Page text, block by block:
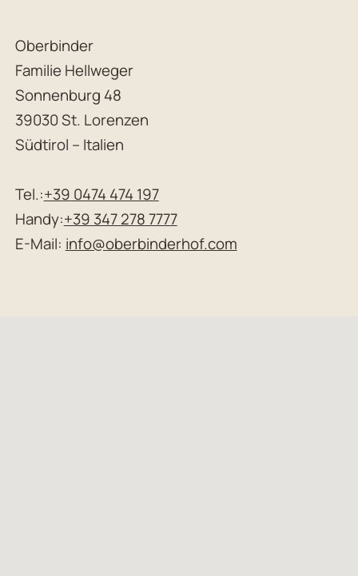
Oberbinder
Familie Hellweger
Sonnenburg 48
39030 St. Lorenzen
Südtirol – Italien
Tel.:+39 0474 474 197
Handy:+39 347 278 7777
E-Mail: info@oberbinderhof.com